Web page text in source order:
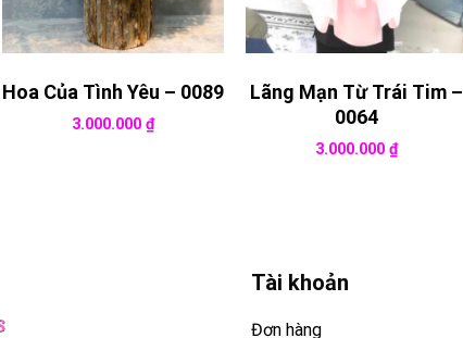
Hoa Của Tình Yêu – 0089
3.000.000₫
Lãng Mạn Từ Trái Tim –
0064
3.000.000 ₫
Tài khoản
Đơn hàng